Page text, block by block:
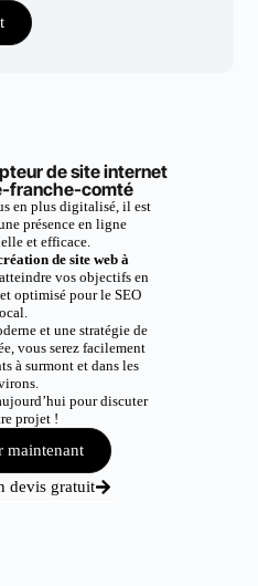
de site internet
franche-comté
en plus digitalisé, il est
présence en ligne
et efficace.
de site web à
vos objectifs en
optimisé pour le SEO
et une stratégie de
vous serez facilement
à surmont et dans les
pour discuter
projet !
maintenant
devis gratuit